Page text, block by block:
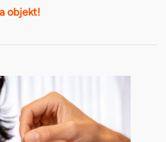
objekt!